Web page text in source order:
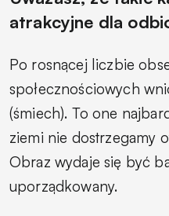
atrakcyjne dla
Po rosnącej liczbie
społecznościowych
(śmiech). To one
ziemi nie dostrzegamy
Obraz wydaje się być
uporządkowany.